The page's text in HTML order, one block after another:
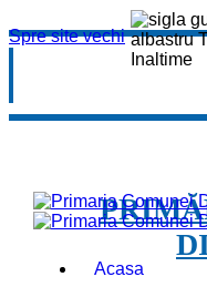
Spre site vechi
Acasa